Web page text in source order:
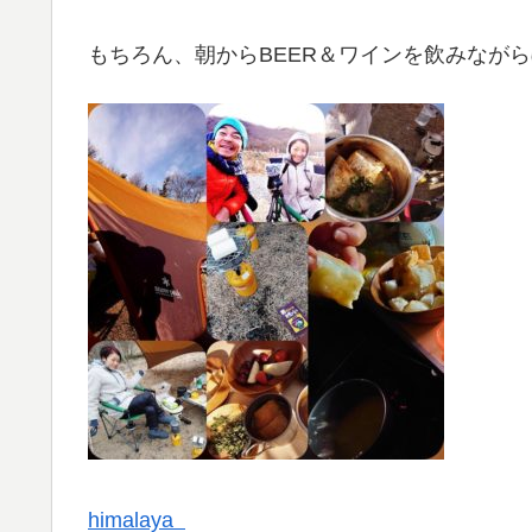
もちろん、朝からBEER＆ワインを飲みなが
himalaya